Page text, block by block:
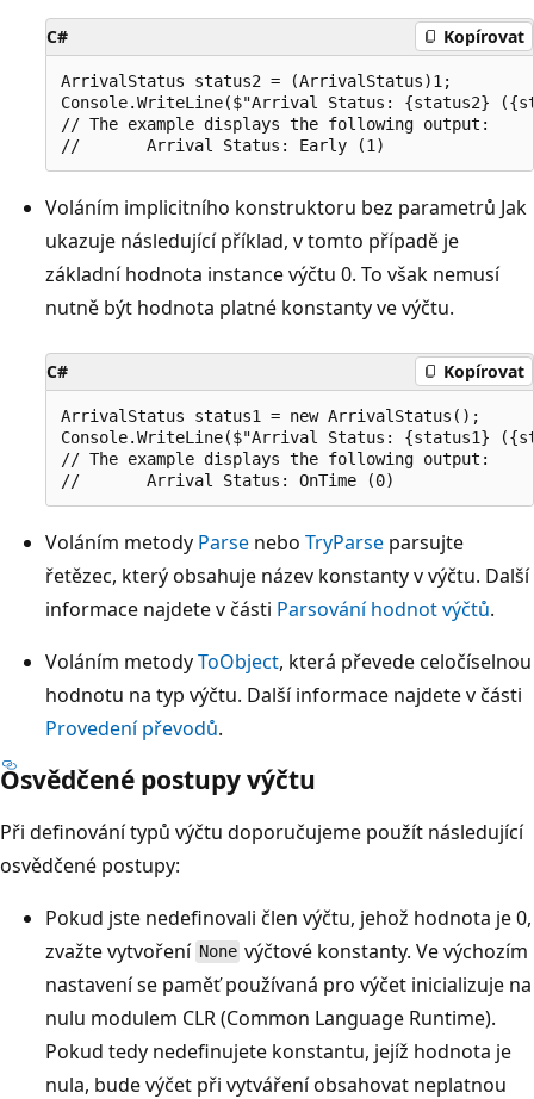
C# Kopírovat
ArrivalStatus status2 = (ArrivalStatus)1;
Console.WriteLine($"Arrival Status: {status2}
// The example displays the following output:
Voláním implicitního konstruktoru bez parametrů Jak
ukazuje následující příklad, v tomto případě je
základní hodnota instance výčtu 0. To však nemusí
nutně být hodnota platné konstanty ve výčtu.
C# Kopírovat
ArrivalStatus status1 = new ArrivalStatus();
Console.WriteLine($"Arrival Status: {status1}
// The example displays the following output:
Voláním metody Parse nebo TryParse parsujte
řetězec, který obsahuje název konstanty v výčtu. Další
informace najdete v části Parsování hodnot výčtů.
Voláním metodyToObject, která převede celočíselnou
hodnotu na typ výčtu. Další informace najdete v části
Provedení převodů.
Osvědčené postupy výčtu
Při definování typů výčtu doporučujeme použít následující
osvědčené postupy:
Pokud jste nedefinovali člen výčtu, jehož hodnota je 0,
zvažte vytvoření None výčtové konstanty. Ve výchozím
nastavení se paměť používaná pro výčet inicializuje na
nulu modulem CLR (Common Language Runtime).
Pokud tedy nedefinujete konstantu, jejíž hodnota je
nula, bude výčet při vytváření obsahovat neplatnou